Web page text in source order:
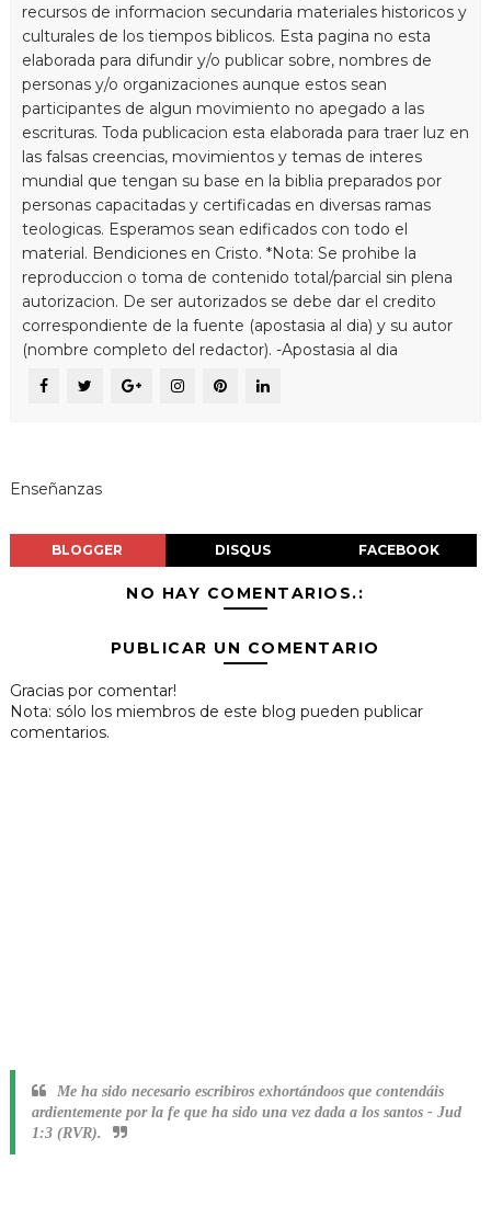
recursos de informacion secundaria materiales historicos y
culturales de los tiempos biblicos. Esta pagina no esta
elaborada para difundir y/o publicar sobre, nombres de
personas y/o organizaciones aunque estos sean
participantes de algun movimiento no apegado a las
escrituras. Toda publicacion esta elaborada para traer luz en
las falsas creencias, movimientos y temas de interes
mundial que tengan su base en la biblia preparados por
personas capacitadas y certificadas en diversas ramas
teologicas. Esperamos sean edificados con todo el
material. Bendiciones en Cristo. *Nota: Se prohibe la
reproduccion o toma de contenido total/parcial sin plena
autorizacion. De ser autorizados se debe dar el credito
correspondiente de la fuente (apostasia al dia) y su autor
(nombre completo del redactor). -Apostasia al dia
Enseñanzas
BLOGGER DISQUS FACEBOOK
NO HAY COMENTARIOS.:
PUBLICAR UN COMENTARIO
Gracias por comentar!
Nota: sólo los miembros de este blog pueden publicar
comentarios.
Me ha sido necesario escribiros exhortándoos que contendáis
ardientemente por la fe que ha sido una vez dada a los santos - Jud
1:3 (RVR).